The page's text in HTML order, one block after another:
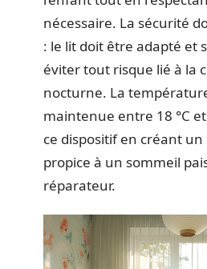
nécessaire. La sécurité
: le lit doit être adapté et
éviter tout risque lié à la
nocturne. La
maintenue entre 18 °C
ce dispositif en créant
propice à un sommeil
réparateur.